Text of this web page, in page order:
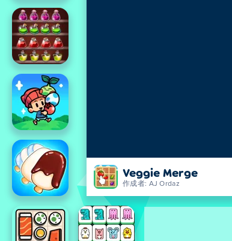
Veggie Merge
作成者: AJ Ordaz